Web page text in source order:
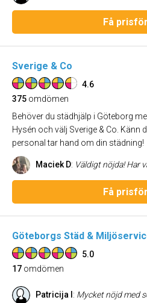
Få
Sverige & Co
4.6
375 omdömen
Behöver du städhjälp i Göteborg
Hysén och välj Sverige & Co. Känn
personal tar hand om din städning!
Maciek D: Väldigt nöjda! Har varit kunder hos Sverige & co i ca 5 år och
Få
Göteborgs Städ &
5.0
17 omdömen
Patricija I : Mycket nöjd med service, bemötande och pris. Såklart inte helt streakfritt i och med